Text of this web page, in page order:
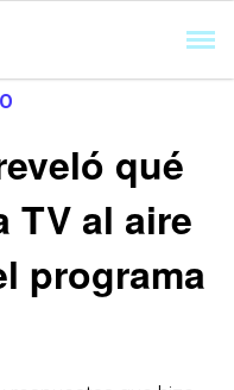
qué
TV al aire
programa